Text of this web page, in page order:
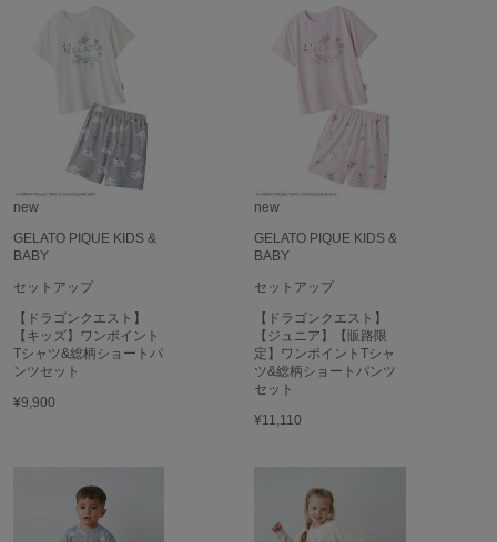
スタイルヴォイスフォー
スイコック
SUPERGA
スペルガ
スワネ
TAW&TOE
トーアンドトー
テバ
THE NORTH FACE
ザ・ノース・フェイス
new
GELATO PIQUE KIDS &
BABY
セットアップ
【ドラゴンクエスト】
【キッズ】ワンポイント
Tシャツ&総柄ショートパ
ンツセット
¥9,900
new
GELATO PIQUE KIDS &
BABY
セットアップ
【ドラゴンクエスト】
【ジュニア】【販路限
定】ワンポイントTシャ
ツ&総柄ショートパンツ
セット
¥11,110